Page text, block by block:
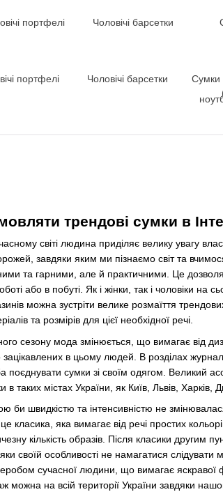
портфелі Чоловічі барсетки
Сумки
трендові сумки в
світі людина приділяє велику увагу
завдяки яким ми пізнаємо світ та
та гарними, але й практичними. Це
або в побуті. Як і жінки, так і чоловіки на
можна зустріти велике розмаїття
та розмірів для цієї необхідної речі.
сезону мода змінюється, що вимагає від
зацікавлених в цьому людей. В розділах
поєднувати сумки зі своїм одягом. Великий
в таких містах України, як Київ, Львів, Харків,
би швидкістю та інтенсивністю не
класика, яка вимагає від речі простих
кількість образів. Після класики
своїй особливості не намагатися
сучасної людини, що вимагає яскравої
можна на всій території України завдяки